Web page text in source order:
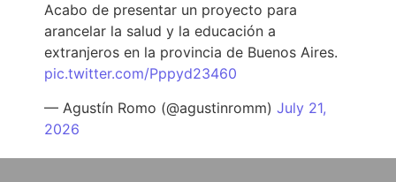
Acabo de presentar un proyecto para
arancelar la salud y la educación a
extranjeros en la provincia de Buenos Aires.
pic.twitter.com/Pppyd23460
— Agustín Romo (@agustinromm) July 21,
2026